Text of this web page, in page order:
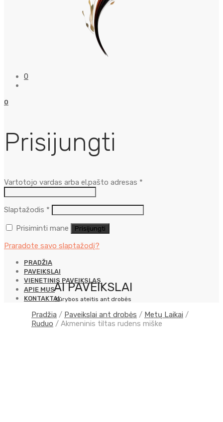
0
0
Prisijungti
Vartotojo vardas arba el.pašto adresas *
Slaptažodis * Privalomas
Prisiminti mane Prisijungti
Praradote savo slaptažodį?
PRADŽIA
PAVEIKSLAI
VIENETINIS PAVEIKSLAS
APIE MUS
KONTAKTAI
AI PAVEIKSLAI
Kūrybos ateitis ant drobės
Pradžia / Paveikslai ant drobės / Metų Laikai /
Ruduo / Akmeninis tiltas rudens miške